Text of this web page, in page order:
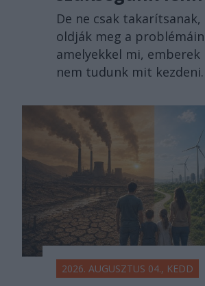
De ne csak takarítsanak,
oldják meg a
amelyekkel mi,
nem tudunk mit kezdeni.
2026. AUGUSZTUS 04., KEDD